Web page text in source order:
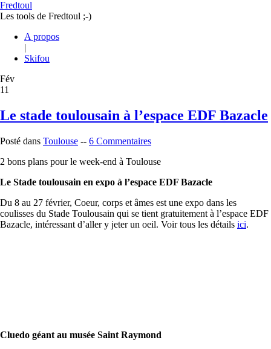
Fredtoul
Les tools de Fredtoul ;-)
A propos
|
Skifou
Fév
11
Le stade toulousain à l’espace EDF Bazacle
Posté dans Toulouse -- 6 Commentaires
2 bons plans pour le week-end à Toulouse
Le Stade toulousain en expo à l’espace EDF Bazacle
Du 8 au 27 février, Coeur, corps et âmes est une expo dans les
coulisses du Stade Toulousain qui se tient gratuitement à l’espace EDF
Bazacle, intéressant d’aller y jeter un oeil. Voir tous les détails ici.
Cluedo géant au musée Saint Raymond